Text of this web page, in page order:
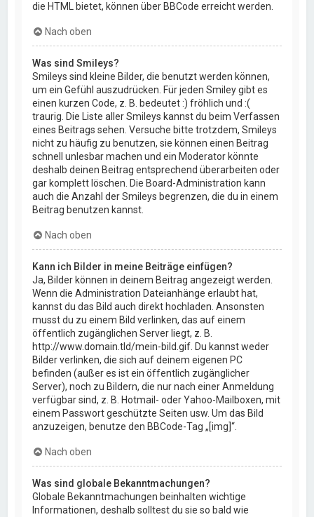
die HTML bietet, können über BBCode erreicht werden.
Nach oben
Was sind Smileys?
Smileys sind kleine Bilder, die benutzt werden können,
um ein Gefühl auszudrücken. Für jeden Smiley gibt es
einen kurzen Code, z. B. bedeutet :) fröhlich und :(
traurig. Die Liste aller Smileys kannst du beim Verfassen
eines Beitrags sehen. Versuche bitte trotzdem, Smileys
nicht zu häufig zu benutzen, sie können einen Beitrag
schnell unlesbar machen und ein Moderator könnte
deshalb deinen Beitrag entsprechend überarbeiten oder
gar komplett löschen. Die Board-Administration kann
auch die Anzahl der Smileys begrenzen, die du in einem
Beitrag benutzen kannst.
Nach oben
Kann ich Bilder in meine Beiträge einfügen?
Ja, Bilder können in deinem Beitrag angezeigt werden.
Wenn die Administration Dateianhänge erlaubt hat,
kannst du das Bild auch direkt hochladen. Ansonsten
musst du zu einem Bild verlinken, das auf einem
öffentlich zugänglichen Server liegt, z. B.
http://www.domain.tld/mein-bild.gif. Du kannst weder
Bilder verlinken, die sich auf deinem eigenen PC
befinden (außer es ist ein öffentlich zugänglicher
Server), noch zu Bildern, die nur nach einer Anmeldung
verfügbar sind, z. B. Hotmail- oder Yahoo-Mailboxen, mit
einem Passwort geschützte Seiten usw. Um das Bild
anzuzeigen, benutze den BBCode-Tag „[img]“.
Nach oben
Was sind globale Bekanntmachungen?
Globale Bekanntmachungen beinhalten wichtige
Informationen, deshalb solltest du sie so bald wie